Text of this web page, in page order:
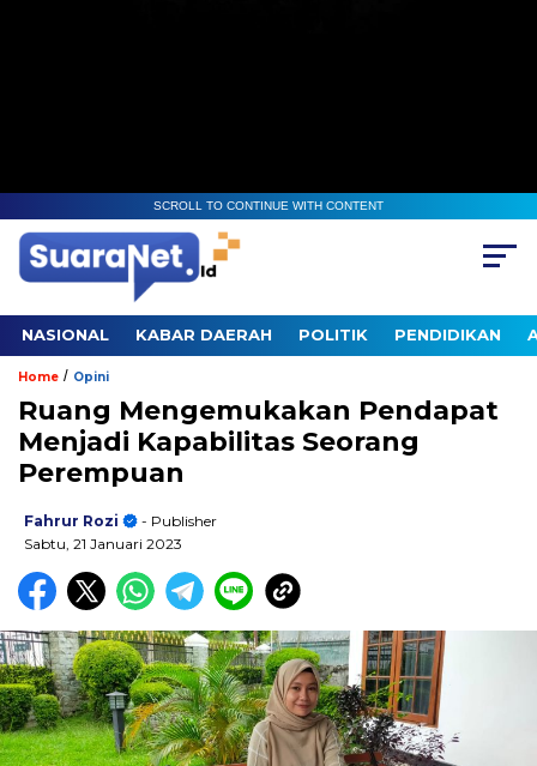
SCROLL TO CONTINUE WITH CONTENT
NASIONAL KABAR DAERAH POLITIK PENDIDIKAN
Home / Opini
Ruang Mengemukakan Pendapat
Menjadi Kapabilitas Seorang
Perempuan
Fahrur Rozi
- Publisher
Sabtu, 21 Januari 2023